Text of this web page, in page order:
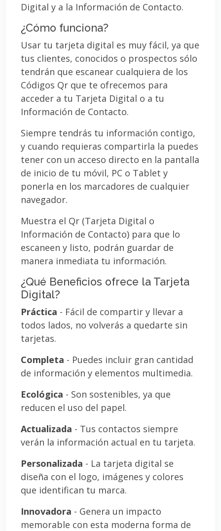
Digital y a la Información de Contacto.
¿Cómo funciona?
Usar tu tarjeta digital es muy fácil, ya que
tus clientes, conocidos o prospectos sólo
tendrán que escanear cualquiera de los
Códigos Qr que te ofrecemos para
acceder a tu Tarjeta Digital o a tu
Información de Contacto.
Siempre tendrás tu información contigo,
y cuando requieras compartirla la puedes
tener con un acceso directo en la pantalla
de inicio de tu móvil, PC o Tablet y
ponerla en los marcadores de cualquier
navegador.
Muestra el Qr (Tarjeta Digital o
Información de Contacto) para que lo
escaneen y listo, podrán guardar de
manera inmediata tu información.
¿Qué Beneficios ofrece la Tarjeta
Digital?
Práctica - Fácil de compartir y llevar a
todos lados, no volverás a quedarte sin
tarjetas.
Completa - Puedes incluir gran cantidad
de información y elementos multimedia.
Ecológica - Son sostenibles, ya que
reducen el uso del papel.
Actualizada - Tus contactos siempre
verán la información actual en tu tarjeta.
Personalizada - La tarjeta digital se
diseña con el logo, imágenes y colores
que identifican tu marca.
Innovadora - Genera un impacto
memorable con esta moderna forma de